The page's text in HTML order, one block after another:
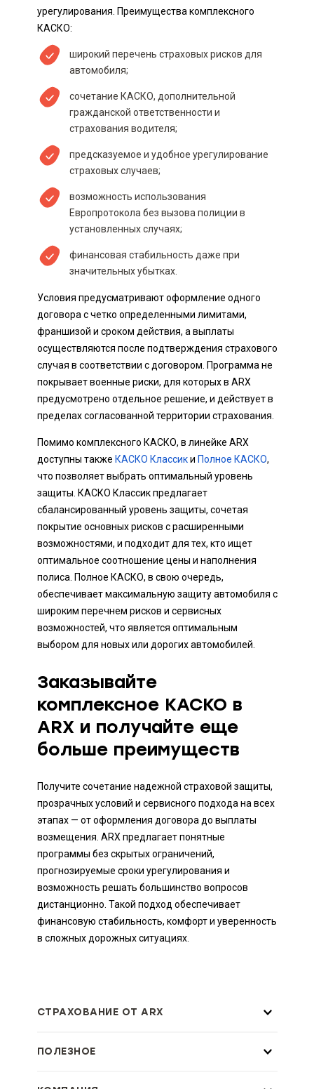
урегулирования. Преимущества комплексного
КАСКО:
широкий перечень страховых рисков для
автомобиля;
сочетание КАСКО, дополнительной
гражданской ответственности и
страхования водителя;
предсказуемое и удобное урегулирование
страховых случаев;
возможность использования
Европротокола без вызова полиции в
установленных случаях;
финансовая стабильность даже при
значительных убытках.
Условия предусматривают оформление одного
договора с четко определенными лимитами,
франшизой и сроком действия, а выплаты
осуществляются после подтверждения страхового
случая в соответствии с договором. Программа не
покрывает военные риски, для которых в ARX
предусмотрено отдельное решение, и действует в
пределах согласованной территории страхования.
Помимо комплексного КАСКО, в линейке ARX
доступны также КАСКО Классики Полное КАСКО,
что позволяет выбрать оптимальный уровень
защиты. КАСКО Классик предлагает
сбалансированный уровень защиты, сочетая
покрытие основных рисков с расширенными
возможностями, и подходит для тех, кто ищет
оптимальное соотношение цены и наполнения
полиса. Полное КАСКО, в свою очередь,
обеспечивает максимальную защиту автомобиля с
широким перечнем рисков и сервисных
возможностей, что является оптимальным
выбором для новых или дорогих автомобилей.
Заказывайте
комплексное КАСКО в
ARX и получайте еще
больше преимуществ
Получите сочетание надежной страховой защиты,
прозрачных условий и сервисного подхода на всех
этапах — от оформления договора до выплаты
возмещения. ARX предлагает понятные
программы без скрытых ограничений,
прогнозируемые сроки урегулирования и
возможность решать большинство вопросов
дистанционно. Такой подход обеспечивает
финансовую стабильность, комфорт и уверенность
в сложных дорожных ситуациях.
СТРАХОВАНИЕ ОТ ARX
ПОЛЕЗНОЕ